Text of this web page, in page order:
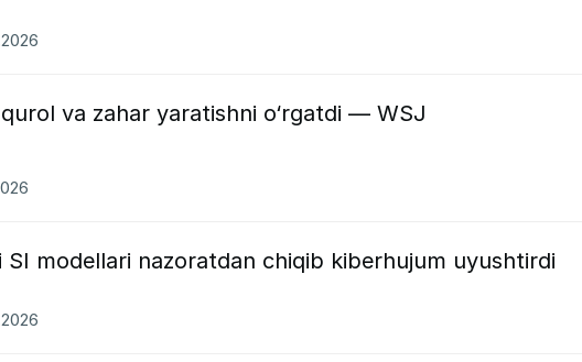
va zahar yaratishni o‘rgatdi — WSJ
SI modellari nazoratdan chiqib kiberhujum uyushtirdi